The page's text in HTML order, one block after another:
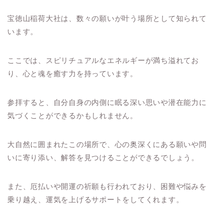
宝徳山稲荷大社は、数々の願いが叶う場所として知られて
います。
ここでは、スピリチュアルなエネルギーが満ち溢れてお
り、心と魂を癒す力を持っています。
参拝すると、自分自身の内側に眠る深い思いや潜在能力に
気づくことができるかもしれません。
大自然に囲まれたこの場所で、心の奥深くにある願いや問
いに寄り添い、解答を見つけることができるでしょう。
また、厄払いや開運の祈願も行われており、困難や悩みを
乗り越え、運気を上げるサポートをしてくれます。